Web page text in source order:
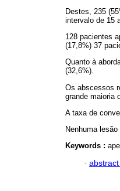
Destes, 235
intervalo de 15
128 pacientes
(17,8%) 37
Quanto à
(32,6%).
Os abscessos
grande maioria
A taxa de
Nenhuma
Keywords :
·